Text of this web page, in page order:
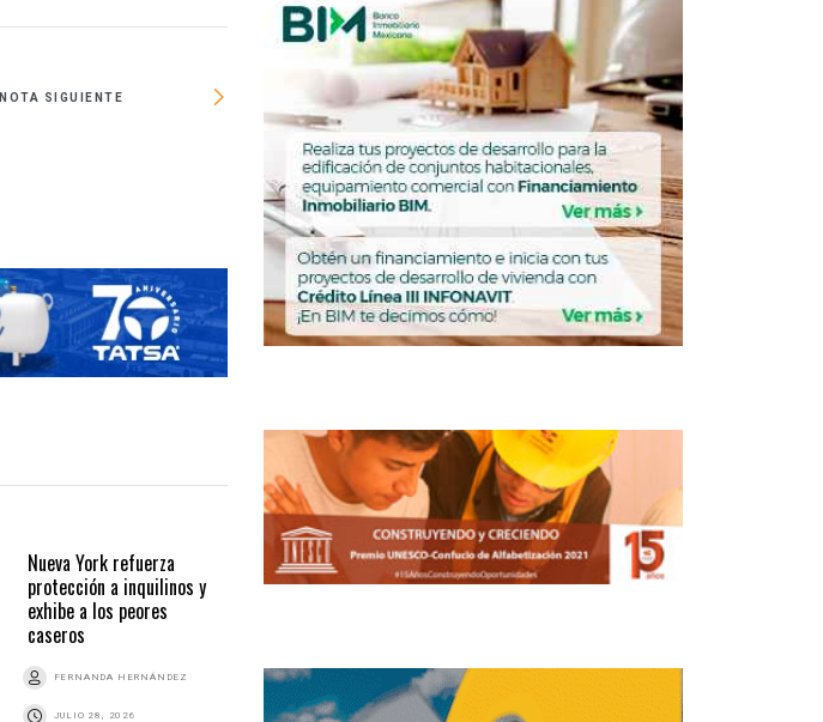
NOTA SIGUIENTE
Cemex certifica a mujeres de Oaxaca en
autoconstrucción
Nueva York refuerza
protección a inquilinos y
exhibe a los peores
caseros
FERNANDA HERNÁNDEZ
JULIO 28, 2026
VIVIENDA
Precio de la vivienda en
Jalisco crece 12.6% y
JULIO 2, 2026